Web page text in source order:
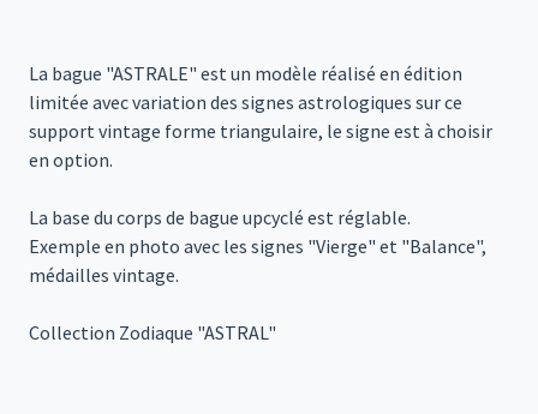
La bague "ASTRALE" est un modèle réalisé en édition
limitée avec variation des signes astrologiques sur ce
support vintage forme triangulaire, le signe est à choisir
en option.
La base du corps de bague upcyclé est réglable.
Exemple en photo avec les signes "Vierge" et "Balance",
médailles vintage.
Collection Zodiaque "ASTRAL"